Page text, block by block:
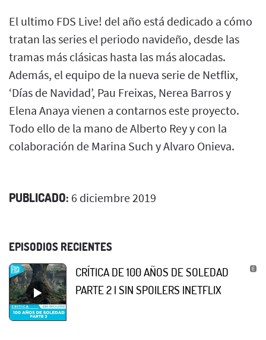
El ultimo FDS Live! del año está dedicado a cómo
tratan las series el periodo navideño, desde las
tramas más clásicas hasta las más alocadas.
Además, el equipo de la nueva serie de Netflix,
‘Días de Navidad’, Pau Freixas, Nerea Barros y
Elena Anaya vienen a contarnos este proyecto.
Todo ello de la mano de Alberto Rey y con la
colaboración de Marina Such y Alvaro Onieva.
PUBLICADO: 6 diciembre 2019
EPISODIOS RECIENTES
CRÍTICA DE 100 AÑOS DE SOLEDAD
PARTE 2 | SIN SPOILERS |NETFLIX